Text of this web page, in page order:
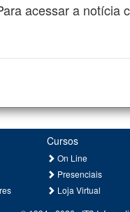
acessar a notícia
Cursos
On Line
Presenciais
Loja Virtual